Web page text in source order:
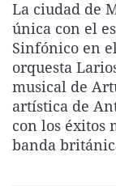
La ciudad de
única con el
Sinfónico en
orquesta
musical de
artística de
con los éxitos
banda